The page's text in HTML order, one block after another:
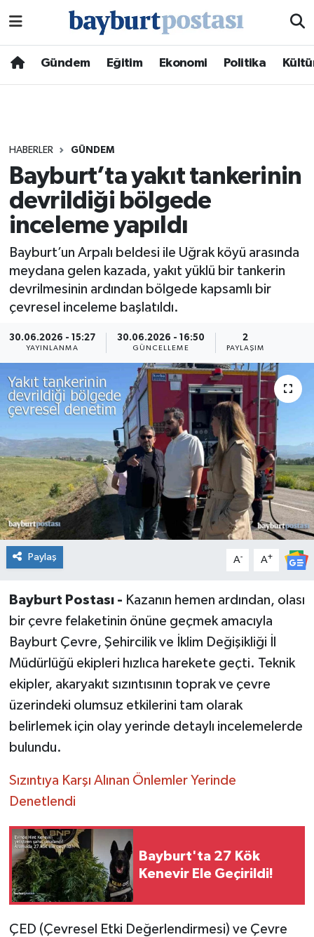
Gündem Eğitim Ekonomi Politika
HABERLER GÜNDEM
Bayburt’ta yakıt tankerinin
devrildiği bölgede
inceleme yapıldı
Bayburt’un Arpalı beldesi ile Uğrak köyü arasında
meydana gelen kazada, yakıt yüklü bir tankerin
devrilmesinin ardından bölgede kapsamlı bir
çevresel inceleme başlatıldı.
30.06.2026 - 15:27
YAYINLANMA
30.06.2026 - 16:50
GÜNCELLEME
2
PAYLAŞIM
Paylaş A- A+
Bayburt Postası - Kazanın hemen ardından, olası
bir çevre felaketinin önüne geçmek amacıyla
Bayburt Çevre, Şehircilik ve İklim Değişikliği İl
Müdürlüğü ekipleri hızlıca harekete geçti. Teknik
ekipler, akaryakıt sızıntısının toprak ve çevre
üzerindeki olumsuz etkilerini tam olarak
belirlemek için olay yerinde detaylı incelemelerde
bulundu.
Sızıntıya Karşı Alınan Önlemler Yerinde
Denetlendi
Bayburt'ta 27 Kök
Kenevir Ele Geçirildi!
ÇED (Çevresel Etki Değerlendirmesi) ve Çevre
Hava Durumu
Süper Lig Puan Durumu ve Fikstür
Tüm Manşetler
Son Dakika Haberleri
Haber Arşivi